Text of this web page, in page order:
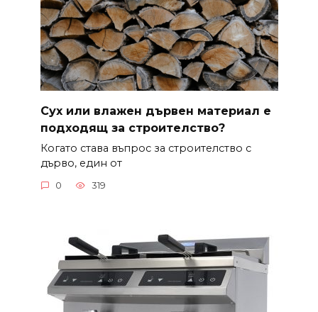
Сух или влажен дървен материал е
подходящ за строителство?
Когато става въпрос за строителство с
дърво, един от
0 319